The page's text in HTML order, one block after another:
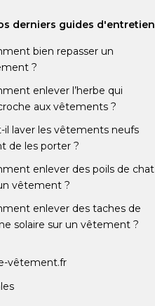
derniers guides d'entretien
bien repasser un
?
enlever l’herbe qui
aux vêtements ?
il laver les vêtements neufs
de les porter ?
enlever des poils de chat
vêtement ?
enlever des taches de
solaire sur un vêtement ?
vêtement.fr